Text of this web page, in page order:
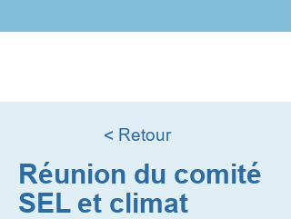
< Retour
Réunion du comité
SEL et climat